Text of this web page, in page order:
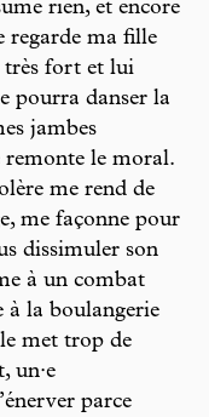
rien, et encore
regarde ma fille
très fort et lui
pourra danser la
jambes
remonte le moral.
me rend de
me façonne pour
dissimuler son
à un combat
à la boulangerie
met trop de
un·e
parce